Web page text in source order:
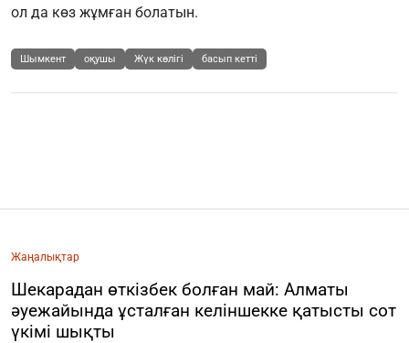
ол да көз жұмған болатын.
Шымкент оқушы Жүк көлігі басып кетті
Жаңалықтар
Шекарадан өткізбек болған май: Алматы
әуежайында ұсталған келіншекке қатысты сот
үкімі шықты